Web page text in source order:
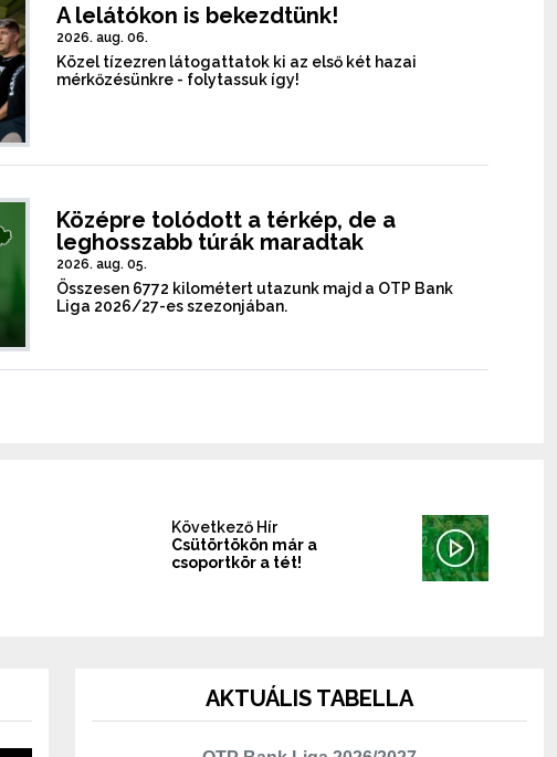
A lelátókon is bekezdtünk!
2026. aug. 06.
Közel tízezren látogattatok ki az első két hazai
mérkőzésünkre - folytassuk így!
Középre tolódott a térkép, de a
leghosszabb túrák maradtak
2026. aug. 05.
Összesen 6772 kilométert utazunk majd a OTP Bank
Liga 2026/27-es szezonjában.
Következő Hír
Csütörtökön már a
csoportkör a tét!
AKTUÁLIS TABELLA